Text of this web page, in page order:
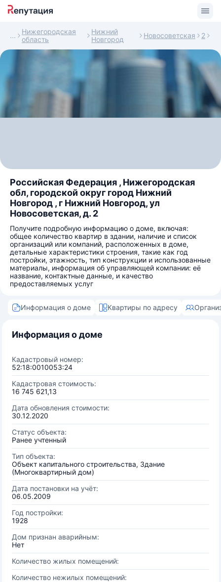
Нижегородская
область
Нижний
Новгород
Новосоветская 2
Российская Федерация , Нижегородская
обл, городской округ город Нижний
Новгород , г Нижний Новгород, ул
Новосоветская, д. 2
Получите подробную информацию о доме, включая:
общее количество квартир в здании, наличие и список
организаций или компаний, расположенных в доме,
детальные характеристики строения, такие как год
постройки, этажность, тип конструкции и использованные
материалы, информация об управляющей компании: её
название, контактные данные, и качество
предоставляемых услуг
Информация о доме Квартиры по адресу
Информация о доме
Кадастровый номер:
52:18:0010053:24
Кадастровая стоимость:
16 745 621,13
Дата обновления стоимости:
30.12.2020
Статус объекта:
Ранее учтенный
Тип объекта:
Объект капитального строительства, Здание
(Многоквартирный дом)
Дата постановки на учёт:
06.05.2009
Год постройки:
1928
Дом признан аварийным:
Нет
Количество жилых помещений:
Количество нежилых помещений: